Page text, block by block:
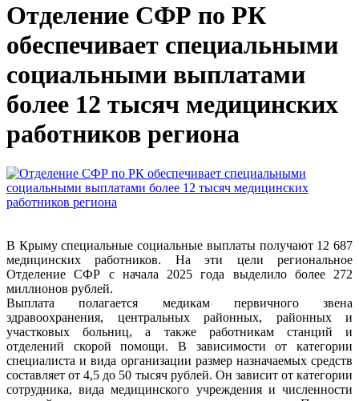
Отделение СФР по РК
обеспечивает специальными
социальными выплатами
более 12 тысяч медицинских
работников региона
В Крыму специальные социальные выплаты получают 12 687
медицинских работников. На эти цели региональное
Отделение СФР с начала 2025 года выделило более 272
миллионов рублей.
Выплата полагается медикам первичного звена
здравоохранения, центральных районных, районных и
участковых больниц, а также работникам станций и
отделений скорой помощи. В зависимости от категории
специалиста и вида организации размер назначаемых средств
составляет от 4,5 до 50 тысяч рублей. Он зависит от категории
сотрудника, вида медицинского учреждения и численности